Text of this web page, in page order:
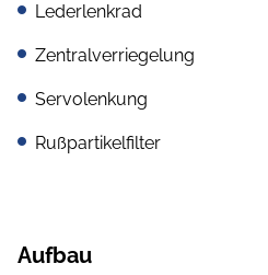
Lederlenkrad
Zentralverriegelung
Servolenkung
Rußpartikelfilter
Aufbau